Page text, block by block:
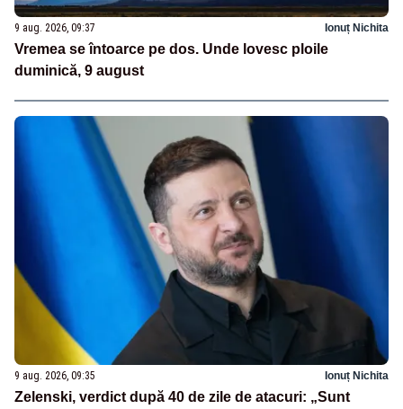
9 aug. 2026, 09:37 Ionuț Nichita
Vremea se întoarce pe dos. Unde lovesc ploile
duminică, 9 august
9 aug. 2026, 09:35 Ionuț Nichita
Zelenski, verdict după 40 de zile de atacuri: „Sunt